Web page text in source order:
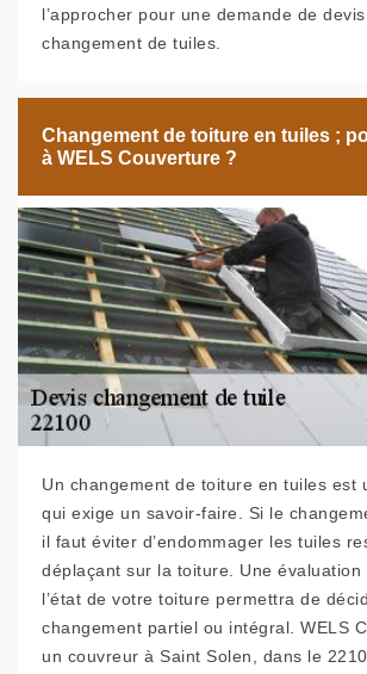
l’approcher pour une demande de
changement de tuiles.
Changement de toiture en tuiles ;
à WELS Couverture ?
Un changement de toiture en tuiles est
qui exige un savoir-faire. Si le
il faut éviter d’endommager les tuiles
déplaçant sur la toiture. Une évaluation
l’état de votre toiture permettra de
changement partiel ou intégral. WELS
un couvreur à Saint Solen, dans le